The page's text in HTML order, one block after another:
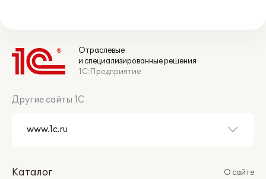
Отраслевые
и специализированные решения
1С:Предприятие
Другие сайты 1С
Каталог
О сайте